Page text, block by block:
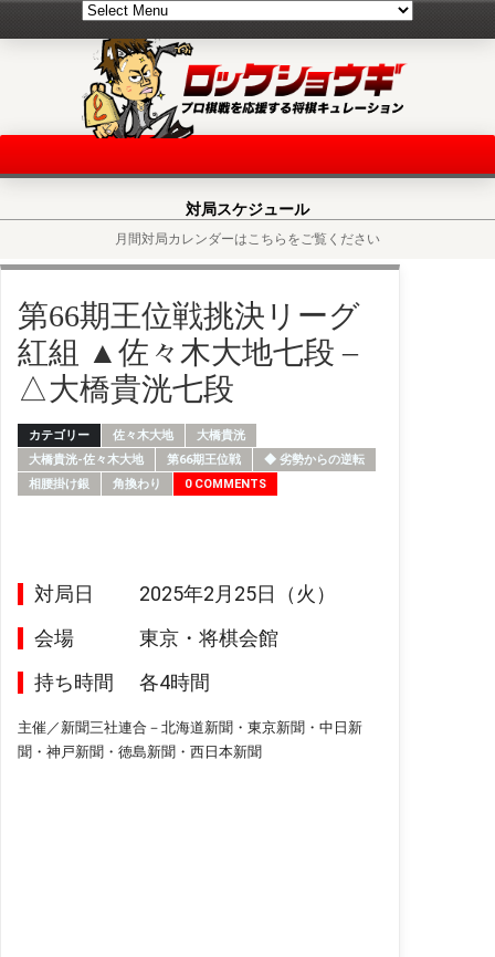
対局スケジュール
月間対局カレンダーはこちらをご覧ください
第66期王位戦挑決リーグ
紅組 ▲佐々木大地七段 –
△大橋貴洸七段
カテゴリー 佐々木大地
大橋貴洸
大橋貴洸-佐々木大地
第66期王位戦
◆ 劣勢からの逆転
相腰掛け銀
角換わり 0 COMMENTS
対局日
2025年2月25日（火）
会場
東京・将棋会館
持ち時間
各4時間
主催／新聞三社連合－北海道新聞・東京新聞・中日新
聞・神戸新聞・徳島新聞・西日本新聞